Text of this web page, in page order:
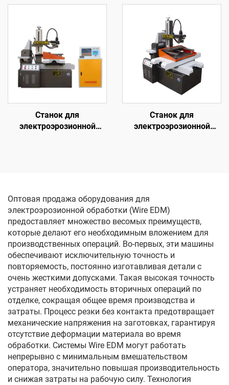
электродом
однопроходного реза
DK7745
Станок для
электроэрозионной
Станок для
электроэрозионной
Оптовая продажа оборудования для
электроэрозионной обработки (Wire EDM)
предоставляет множество весомых преимуществ,
которые делают его необходимным вложением для
производственных операций. Во-первых, эти машины
обеспечивают исключительную точность и
повторяемость, постоянно изготавливая детали с
очень жесткими допусками. Такая высокая точность
устраняет необходимость вторичных операций по
отделке, сокращая общее время производства и
затраты. Процесс резки без контакта предотвращает
механические напряжения на заготовках, гарантируя
отсутствие деформации материала во время
обработки. Системы Wire EDM могут работать
непрерывно с минимальным вмешательством
оператора, значительно повышая производительность
и снижая затраты на рабочую силу. Технология